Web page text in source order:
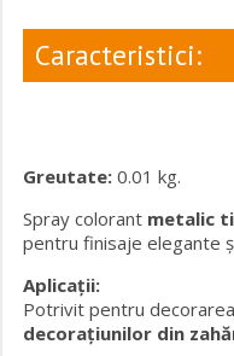
Caracteristici:
Greutate: 0.01 kg.
Spray colorant metalic
pentru finisaje elegante
Aplicații:
Potrivit pentru decorarea
decorațiunilor din